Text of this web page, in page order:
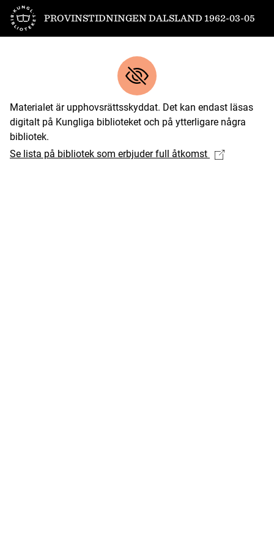
Till startsidan
PROVINSTIDNINGEN DALSLAND 1962-03-05
Materialet är upphovsrättsskyddat. Det kan endast läsas
digitalt på Kungliga biblioteket och på ytterligare några
bibliotek.
Se lista på bibliotek som erbjuder full åtkomst